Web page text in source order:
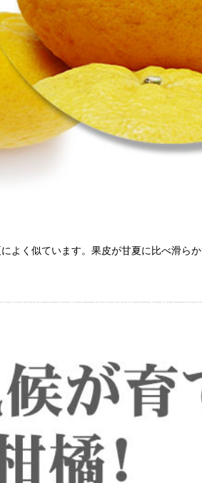
よく似ています。果皮が甘夏に比べ滑ら